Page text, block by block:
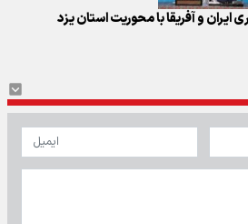
ایران و آفریقا با محوریت استان یزد